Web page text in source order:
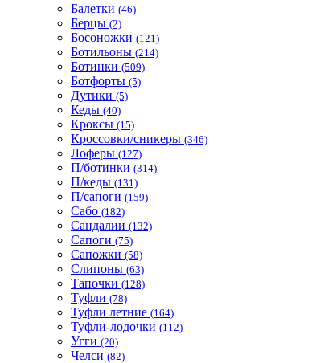
Балетки (46)
Берцы (2)
Босоножки (121)
Ботильоны (214)
Ботинки (509)
Ботфорты (5)
Дутики (5)
Кеды (40)
Кроксы (15)
Кроссовки/сникеры (346)
Лоферы (127)
П/ботинки (314)
П/кеды (131)
П/сапоги (159)
Сабо (182)
Сандалии (132)
Сапоги (75)
Сапожки (58)
Слипоны (63)
Тапочки (128)
Туфли (78)
Туфли летние (164)
Туфли-лодочки (112)
Угги (20)
Челси (82)